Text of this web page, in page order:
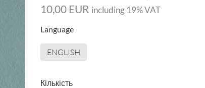
10,00 EUR including 19% VAT
Language
ENGLISH
Кількість